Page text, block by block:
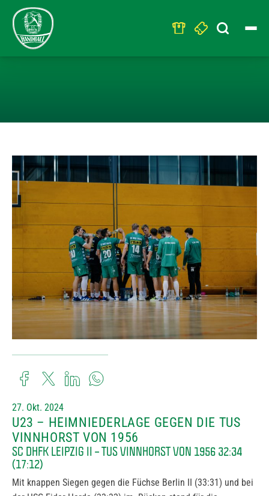
Search
for:
27. Okt. 2024
U23 – HEIMNIEDERLAGE GEGEN DIE TUS
VINNHORST VON 1956
SC DHFK LEIPZIG II – TUS VINNHORST VON 1956 32:34
(17:12)
Mit knappen Siegen gegen die Füchse Berlin II (33:31) und bei